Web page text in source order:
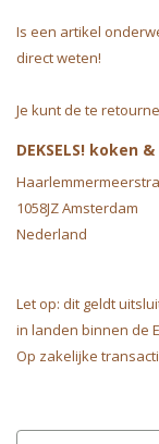
Is een artikel
direct weten!
Je kunt de te
DEKSELS! koken
1058JZ Amsterdam
Nederland
Let op: dit geldt
in landen binnen de
Op zakelijke